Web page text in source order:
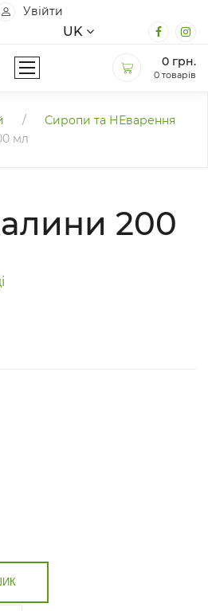
Увійти
UK
0 грн.
0 товарів
/
Сиропи та НЕварення
мл
200